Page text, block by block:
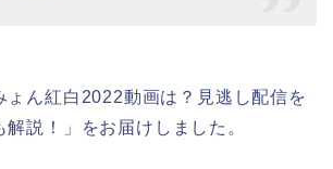
ょん紅白2022動画は？見逃し配信を
説！」をお届けしました。